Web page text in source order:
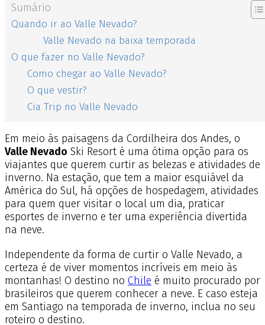
Sumário
Quando ir ao Valle Nevado?
Valle Nevado na baixa temporada
O que fazer no Valle Nevado?
Como chegar ao Valle Nevado?
O que vestir?
Cia Trip no Valle Nevado
Em meio às paisagens da Cordilheira dos Andes, o
Valle Nevado Ski Resort é uma ótima opção para os
viajantes que querem curtir as belezas e atividades de
inverno. Na estação, que tem a maior esquiável da
América do Sul, há opções de hospedagem, atividades
para quem quer visitar o local um dia, praticar
esportes de inverno e ter uma experiência divertida
na neve.
Independente da forma de curtir o Valle Nevado, a
certeza é de viver momentos incríveis em meio às
montanhas! O destino no Chile é muito procurado por
brasileiros que querem conhecer a neve. E caso esteja
em Santiago na temporada de inverno, inclua no seu
roteiro o destino.